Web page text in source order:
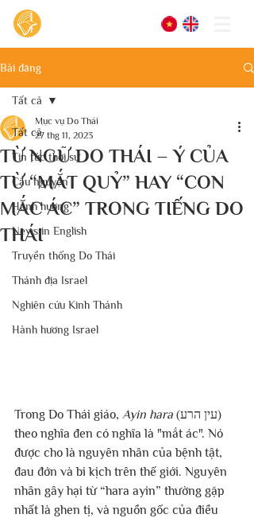
Bài đăng
Tất cả
Tin tức thời sự
Cầu nguyện
Hành hương
News in English
Truyền thống Do Thái
Thánh địa Israel
Nghiên cứu Kinh Thánh
Hành hương Israel
Tất cả
TỪ NGỮ DO THÁI – Ý CỦA
TỪ “MẮT QUỶ” HAY “CON
MẮC ÁC” TRONG TIẾNG DO
THÁI
Mục vụ Do Thái
27 thg 11, 2023
Trong Do Thái giáo, Ayin hara (עין הרע)
theo nghĩa đen có nghĩa là "mắt ác". Nó
được cho là nguyên nhân của bệnh tật,
đau đớn và bi kịch trên thế giới. Nguyên
nhân gây hại từ “hara ayin” thường gặp
nhất là ghen tị, và nguồn gốc của điều